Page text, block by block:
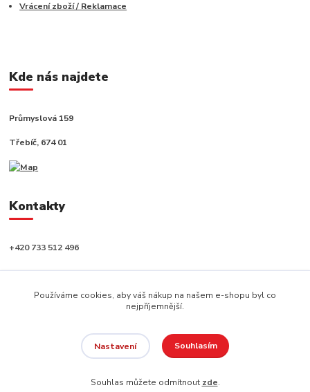
Vrácení zboží / Reklamace
Kde nás najdete
Průmyslová 159
Třebíč, 674 01
Kontakty
+420 733 512 496
info@capushop.cz
Vytvořeno na
Eshop-rychle.cz
Používáme cookies, aby váš nákup na našem e-shopu byl co
nejpříjemnější.
Nastavení Souhlasím
Souhlas můžete odmítnout zde.